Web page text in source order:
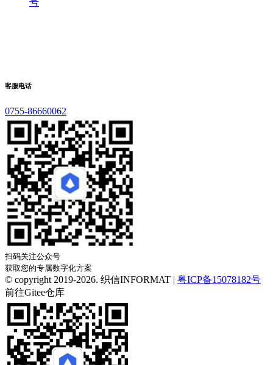
客服电话
0755-86660062
扫码关注公众号
获取您的专属数字化方案
© copyright 2019-2026. 织信INFORMAT | 粤ICP备15078182号
前往Gitee仓库